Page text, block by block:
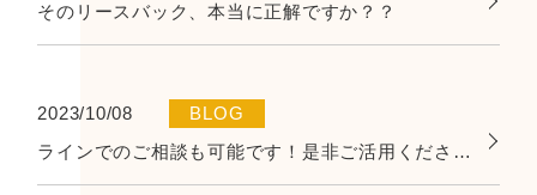
そのリースバック、本当に正解ですか？？
2023/10/08
BLOG
ラインでのご相談も可能です！是非ご活用ください！